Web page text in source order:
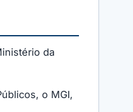
da
o MGI,